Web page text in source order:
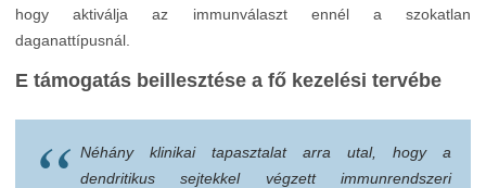
hogy aktiválja az immunválaszt ennél a szokatlan
daganattípusnál.
E támogatás beillesztése a fő kezelési tervébe
Néhány klinikai tapasztalat arra utal, hogy a
dendritikus sejtekkel végzett immunrendszeri